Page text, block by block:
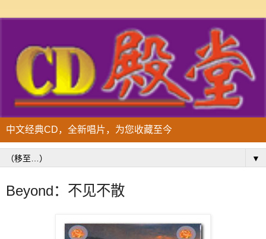
中文经典CD，全新唱片，为您收藏至今
▼
Beyond：不见不散